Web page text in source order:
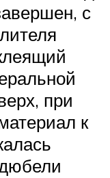
с
при
к